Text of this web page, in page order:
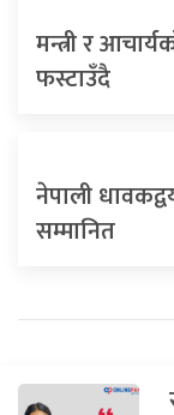
मन्त्री र
फस्टाउँदै
नेपाली
सम्मानित